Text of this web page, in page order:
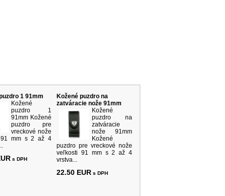
1 91mm
Kožené
puzdro 1
91mm Kožené
puzdro pre
vreckové nože
91 mm s 2 až 4
s DPH
Kožené puzdro na
zatváracie nože 91mm
Kožené
puzdro na
zatváracie
nože 91mm
Kožené
puzdro pre vreckové nože
veľkosti 91 mm s 2 až 4
vrstva...
22.50 EUR s DPH